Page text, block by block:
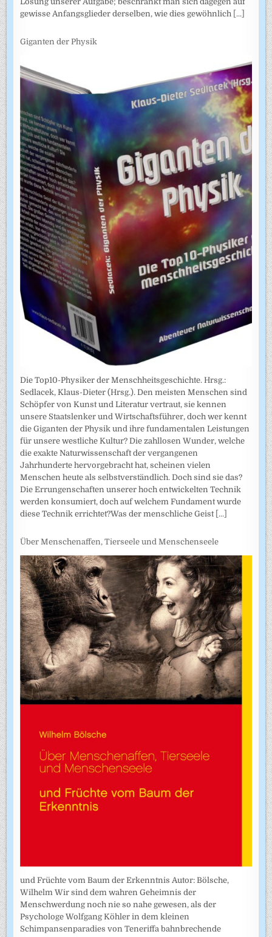
gewisse Anfangsglieder derselben, wie dies gewöhnlich [...]
Giganten der Physik
Die Top10-Physiker der Menschheitsgeschichte. Hrsg.:
Sedlacek, Klaus-Dieter (Hrsg.). Den meisten Menschen sind
Schöpfer von Kunst und Literatur vertraut, sie kennen
unsere Staatslenker und Wirtschaftsführer, doch wer kennt
die Giganten der Physik und ihre fundamentalen Leistungen
für unsere westliche Kultur? Die zahllosen Wunder, welche
die exakte Naturwissenschaft der vergangenen
Jahrhunderte hervorgebracht hat, scheinen vielen
Menschen heute als selbstverständlich. Doch sind sie das?
Die Errungenschaften unserer hoch entwickelten Technik
werden konsumiert, doch auf welchem Fundament wurde
diese Technik errichtet?Was der menschliche Geist [...]
Über Menschenaffen, Tierseele und Menschenseele
und Früchte vom Baum der Erkenntnis Autor: Bölsche,
Wilhelm Wir sind dem wahren Geheimnis der
Menschwerdung noch nie so nahe gewesen, als der
Psychologe Wolfgang Köhler in dem kleinen
Schimpansenparadies von Teneriffa bahnbrechende